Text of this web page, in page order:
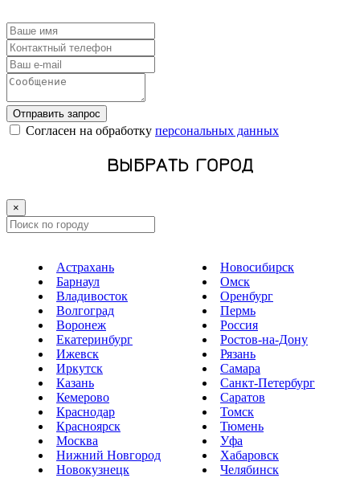
Отправить запрос
Cогласен на обработку персональных данных
ВЫБРАТЬ ГОРОД
×
Астрахань
Барнаул
Владивосток
Волгоград
Воронеж
Екатеринбург
Ижевск
Иркутск
Казань
Кемерово
Краснодар
Красноярск
Москва
Нижний Новгород
Новокузнецк
Новосибирск
Омск
Оренбург
Пермь
Россия
Ростов-на-Дону
Рязань
Самара
Санкт-Петербург
Саратов
Томск
Тюмень
Уфа
Хабаровск
Челябинск